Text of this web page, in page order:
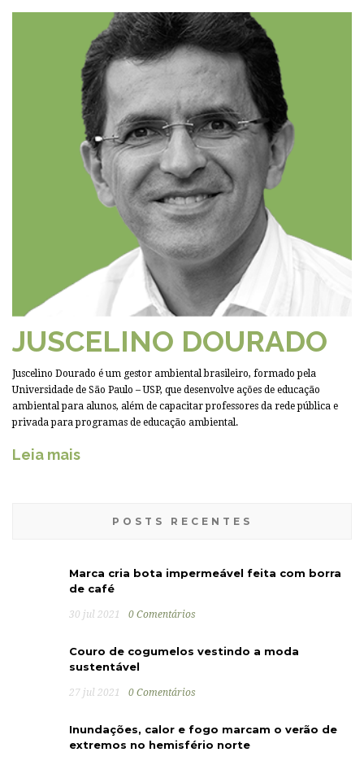
JUSCELINO DOURADO
Juscelino Dourado é um gestor ambiental brasileiro, formado pela
Universidade de São Paulo – USP, que desenvolve ações de educação
ambiental para alunos, além de capacitar professores da rede pública e
privada para programas de educação ambiental.
Leia mais
POSTS RECENTES
Marca cria bota impermeável feita com borra
de café
30 jul 2021 0 Comentários
Couro de cogumelos vestindo a moda
sustentável
27 jul 2021 0 Comentários
Inundações, calor e fogo marcam o verão de
extremos no hemisfério norte